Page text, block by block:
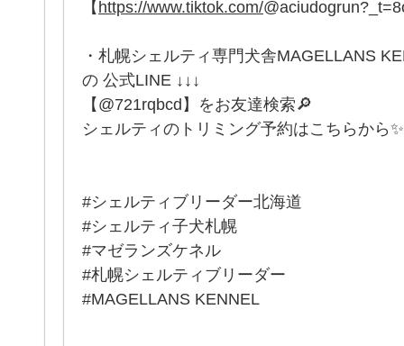
【https://www.tiktok.com/
・札幌シェルティ専門犬舎MAGELLANS
の 公式LINE ↓↓↓
【@721rqbcd】をお友達検索🔎
シェルティのトリミング予約はこちらから✨
#シェルティブリーダー北海道
#シェルティ子犬札幌
#マゼランズケネル
#札幌シェルティブリーダー
#MAGELLANS KENNEL